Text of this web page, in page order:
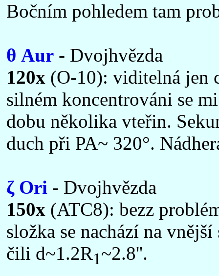
Bočním pohledem tam
θ Aur - Dvojhvězda
120x (O-10): viditelná jen
silném koncentrováni se
dobu několika vteřin.
duch při PA~ 320°.
ζ Ori - Dvojhvězda
150x (ATC8): bezz
složka se nachází na
čili d~1.2R1~2.8''.